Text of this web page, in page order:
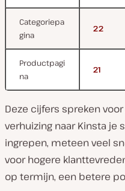
Categoriepa
gina
22
Productpagi
na
21
Deze cijfers spreken
verhuizing naar Kinsta je
ingrepen, meteen veel
voor hogere
op termijn, een betere